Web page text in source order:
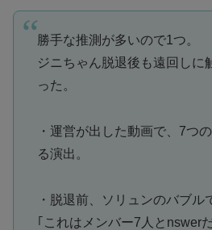
勝手な推測が多いので1つ。
ジニちゃん脱退後も遠回しに
った。
・運営が出した動画で、7つ
る演出。
・脱退前、ソリュンのバブル
｢これはメンバー7人とnswer